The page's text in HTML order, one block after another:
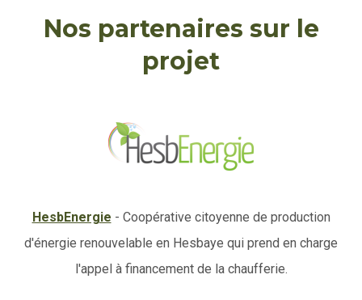
Nos partenaires sur le
projet
HesbEnergie - Coopérative citoyenne de production
d'énergie renouvelable en Hesbaye qui prend en charge
l'appel à financement de la chaufferie.